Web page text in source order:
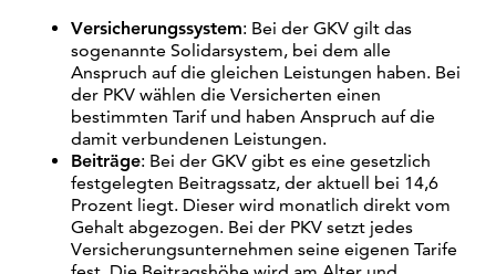
Versicherungssystem: Bei der GKV gilt das
sogenannte Solidarsystem, bei dem alle
Anspruch auf die gleichen Leistungen haben. Bei
der PKV wählen die Versicherten einen
bestimmten Tarif und haben Anspruch auf die
damit verbundenen Leistungen.
Beiträge: Bei der GKV gibt es eine gesetzlich
festgelegten Beitragssatz, der aktuell bei 14,6
Prozent liegt. Dieser wird monatlich direkt vom
Gehalt abgezogen. Bei der PKV setzt jedes
Versicherungsunternehmen seine eigenen Tarife